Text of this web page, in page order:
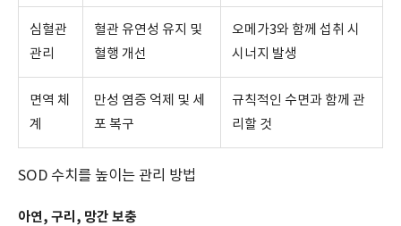
심혈관
관리
혈관 유연성 유지 및
혈행 개선
오메가3와 함께 섭취 시
시너지 발생
면역 체
계
만성 염증 억제 및 세
포 복구
규칙적인 수면과 함께 관
리할 것
SOD 수치를 높이는 관리 방법
아연, 구리, 망간 보충